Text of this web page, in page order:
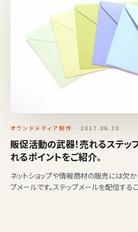
オウンドメディア制作 2017.06.30
販促活動の武器！売れるステッ
れるポイントをご紹介。
ネットショップや情報商材の販売には欠
プメールです。ステップメールを配信する